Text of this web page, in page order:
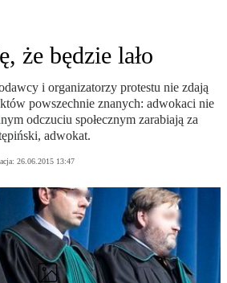
że będzie lało
i organizatorzy protestu nie zdają
powszechnie znanych: adwokaci nie
odczuciu społecznym zarabiają za
adwokat.
26.06.2015 13:47